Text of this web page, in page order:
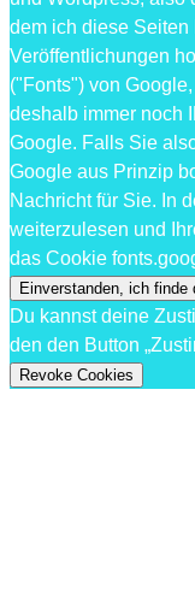
dem ich diese
Veröffentlichungen
("Fonts") von
deshalb immer noch
Google. Falls Sie
Google aus Prinzip
Nachricht für Sie. In
weiterzulesen und
das Cookie
Einverstanden, ich
Du kannst deine
den den Button
Revoke Cookies